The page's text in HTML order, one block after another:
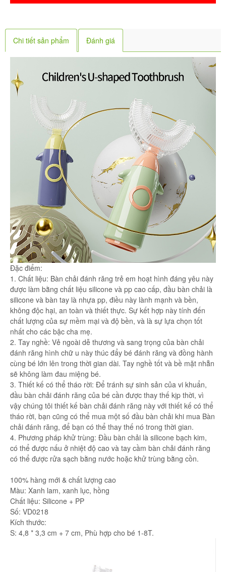
Chi tiết sản phẩm Đánh giá
Đặc điểm:
1. Chất liệu: Bàn chải đánh răng trẻ em hoạt hình đáng yêu này
được làm bằng chất liệu silicone và pp cao cấp, đầu bàn chải là
silicone và bàn tay là nhựa pp, điều này lành mạnh và bền,
không độc hại, an toàn và thiết thực. Sự kết hợp này tính đến
chất lượng của sự mềm mại và độ bền, và là sự lựa chọn tốt
nhất cho các bậc cha mẹ.
2. Tay nghề: Vẻ ngoài dễ thương và sang trọng của bàn chải
đánh răng hình chữ u này thúc đẩy bé đánh răng và đồng hành
cùng bé lớn lên trong thời gian dài. Tay nghề tốt và bề mặt nhẵn
sẽ không làm đau miệng bé.
3. Thiết kế có thể tháo rời: Để tránh sự sinh sản của vi khuẩn,
đầu bàn chải đánh răng của bé cần được thay thế kịp thời, vì
vậy chúng tôi thiết kế bàn chải đánh răng này với thiết kế có thể
tháo rời, bạn cũng có thể mua một số đầu bàn chải khi mua Bàn
chải đánh răng, để bạn có thể thay thế nó trong thời gian.
4. Phương pháp khử trùng: Đầu bàn chải là silicone bạch kim,
có thể được nấu ở nhiệt độ cao và tay cầm bàn chải đánh răng
có thể được rửa sạch bằng nước hoặc khử trùng bằng cồn.
100% hàng mới & chất lượng cao
Màu: Xanh lam, xanh lục, hồng
Chất liệu: Silicone + PP
Số: VD0218
Kích thước:
S: 4,8 * 3,3 cm + 7 cm, Phù hợp cho bé 1-8T.